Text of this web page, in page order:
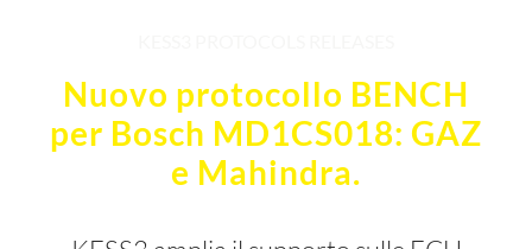
Nuovo protocollo BENCH
per Bosch MD1CS018: GAZ
e Mahindra.